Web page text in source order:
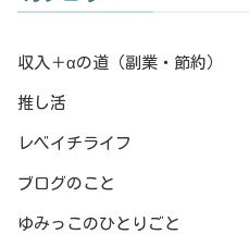
収入＋αの道（副業・節約）
推し活
レベイチライフ
ブログのこと
ゆみっこのひとりごと